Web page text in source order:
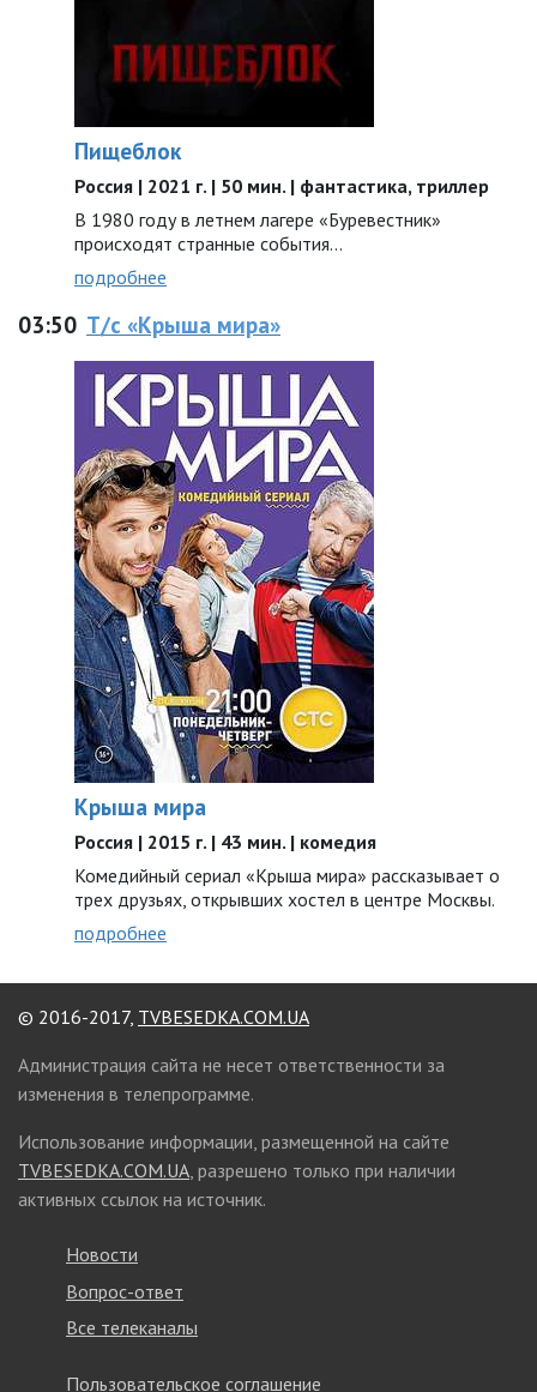
Пищеблок
Россия | 2021 г. | 50 мин. | фантастика, триллер
В 1980 году в летнем лагере «Буревестник»
происходят странные события...
подробнее
03:50 Т/с «Крыша мира»
Крыша мира
Россия | 2015 г. | 43 мин. | комедия
Комедийный сериал «Крыша мира» рассказывает о
трех друзьях, открывших хостел в центре Москвы.
подробнее
© 2016-2017, TVBESEDKA.COM.UA
Администрация сайта не несет ответственности за
изменения в телепрограмме.
Использование информации, размещенной на сайте
TVBESEDKA.COM.UA, разрешено только при наличии
активных ссылок на источник.
Новости
Вопрос-ответ
Все телеканалы
Пользовательское соглашение